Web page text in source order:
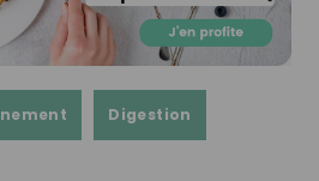
Digestion